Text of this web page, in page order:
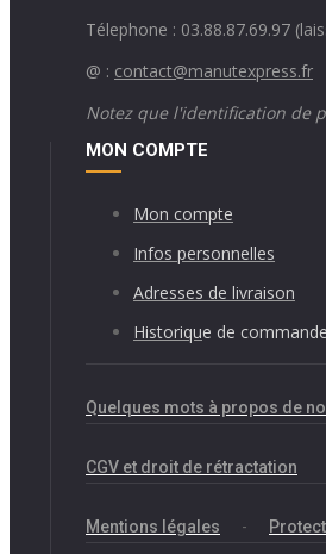
Télephone : 03.88.87.69.97
@ : contact@manutexpress.fr
Notez que l'identification de
MON COMPTE
Mon compte
Infos personnelles
Adresses de livraison
Historique de commande
Quelques mots à propos de
CGV et droit de rétractation
Mentions légales -